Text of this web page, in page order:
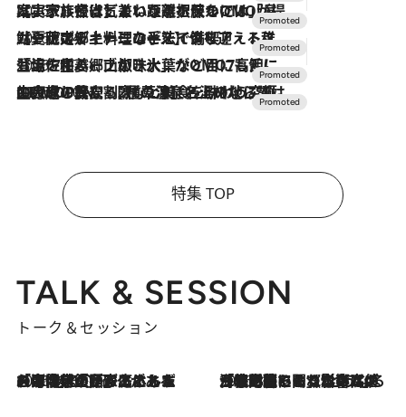
2026.7.31
【ホテル帰省】という選択肢をOMOが提案。家族とほどよい距離を保つには「昼は実家、夜は気兼ねなくホテルで！」
2026.7.24
【夏限定ディナーコース】旬を迎える稚鮎や花ズッキーニなどをイタリア・トスカーナの郷土料理の手法で満喫！
2026.7.17
「土佐和ハーブかき氷」がOMO7高知に登場！生姜、山椒、大葉など目にも舌にも涼を呼ぶ郷土の味
2026.7.10
NEW OPEN！【界 草津】名湯の地に誕生。趣の異なる2種の温泉と上州ならではの会席・蕎麦割烹など美食を味わう究極の癒やし旅
特集 TOP
TALK & SESSION
トーク＆セッション
2026.8.3
「今後値上げがあるとすれば…」「リスクがあるのは今年の冬」エネルギー専門家が語る、ホルムズ海峡封鎖が家庭にもたらす“ある心配” 2026.8.3
「住宅建てられない…」「サーチャージ料の高値が続いている」ホルムズ海峡封鎖による影響はいつまで続く？《エネルギー専門家に聞く“どうなる日本の暮らし”》